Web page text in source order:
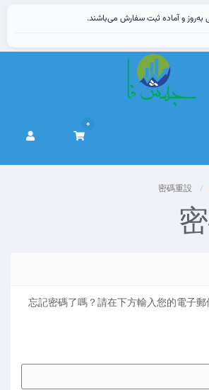
و آماده ثبت سفارش می‌باشند.
0
忘記密碼了嗎？請在下方輸入您的電子